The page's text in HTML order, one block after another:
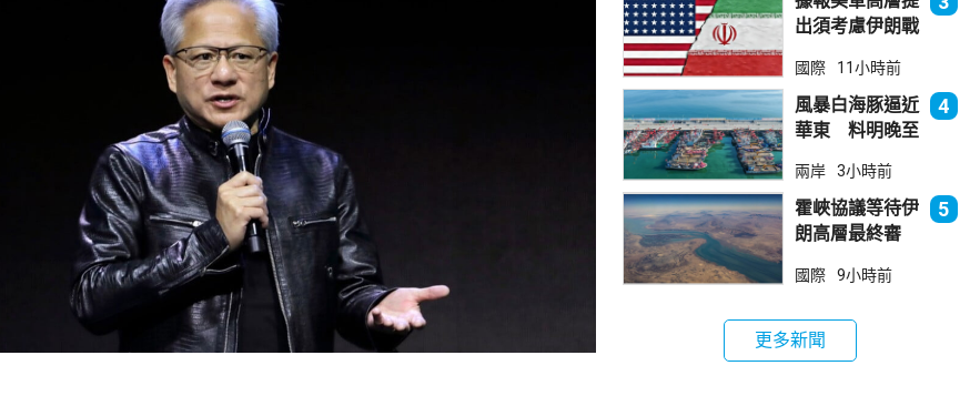
出須考慮伊朗戰
國際 11小時前
風暴白海豚逼近
華東 料明晚至
帶
4
兩岸 3小時前
霍峽協議等待伊
朗高層最終審
航道後解除封鎖
5
國際 9小時前
更多新聞